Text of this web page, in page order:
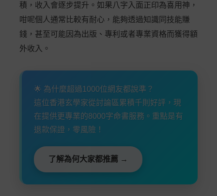
積，收入會逐步提升。如果八字入面正印為喜用神，
咁呢個人通常比較有耐心，能夠透過知識同技能賺
錢，甚至可能因為出版、專利或者專業資格而獲得額
外收入。
🌟 為什麼超過1000位網友都說準？
這位香港玄學家從討論區累積千則好評，現
在提供更專業的8000字命書服務。重點是有
退款保證，零風險！
了解為何大家都推薦 →